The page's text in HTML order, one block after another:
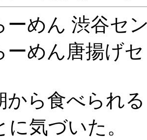
ーめん 渋谷セ
ーめん唐揚げ
から食べられ
気づいた。